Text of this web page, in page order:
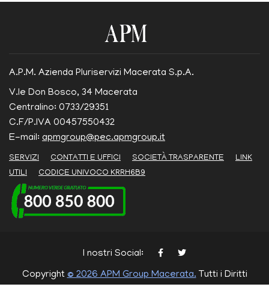
A.P.M. Azienda Pluriservizi Macerata S.p.A.
V.le Don Bosco, 34 Macerata
Centralino: 0733/29351
C.F/P.IVA 00457550432
E-mail: apmgroup@pec.apmgroup.it
SERVIZI CONTATTI E UFFICI SOCIETÀ TRASPARENTE
LINK
UTILI
CODICE UNIVOCO KRRH6B9
I nostri Social:
Copyright © 2026 APM Group Macerata. Tutti i Diritti